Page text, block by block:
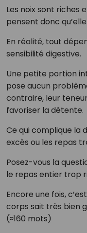
Les noix sont riches
pensent donc
En réalité, tout
sensibilité digestive.
Une petite portion
pose aucun
contraire, leur
favoriser la détente.
Ce qui complique la
excès ou les repas
Posez-vous la
le repas entier trop
Encore une fois,
corps sait très bien
(≈160 mots)